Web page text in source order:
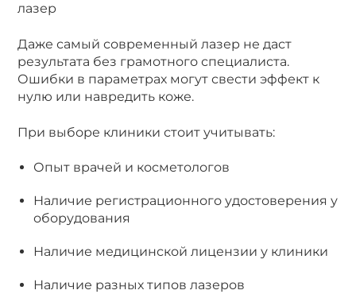
лазер
Даже самый современный лазер не даст
результата без грамотного специалиста.
Ошибки в параметрах могут свести эффект к
нулю или навредить коже.
При выборе клиники стоит учитывать:
Опыт врачей и косметологов
Наличие регистрационного удостоверения у
оборудования
Наличие медицинской лицензии у клиники
Наличие разных типов лазеров